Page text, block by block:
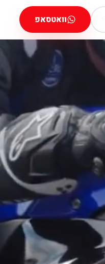
וואטסאפ